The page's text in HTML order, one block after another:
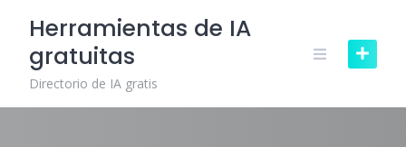
content
Herramientas de IA
gratuitas
Directorio de IA gratis